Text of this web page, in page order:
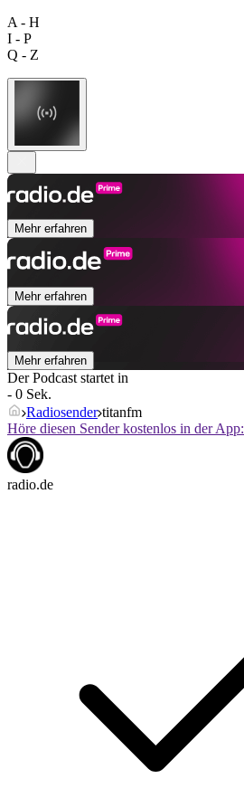
A - H
I - P
Q - Z
Mehr erfahren
Mehr erfahren
Mehr erfahren
Der Podcast startet in
- 0 Sek.
Radiosender titanfm
Höre diesen Sender kostenlos in der App:
radio.de